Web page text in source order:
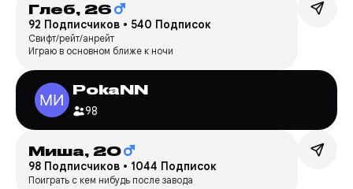
Глеб, 26
92 Подписчиков • 540 Подписок
Свифт/рейт/анрейт
Играю в основном ближе к ночи
PokaNN
98
Миша, 20
98 Подписчиков • 1044 Подписок
Поиграть с кем нибудь после завода